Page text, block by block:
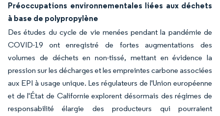
Préoccupations environnementales liées aux déchets
à base de polypropylène
Des études du cycle de vie menées pendant la pandémie de
COVID-19 ont enregistré de fortes augmentations des
volumes de déchets en non-tissé, mettant en évidence la
pression sur les décharges et les empreintes carbone associées
aux EPI à usage unique. Les régulateurs de l'Union européenne
et de l'État de Californie explorent désormais des régimes de
responsabilité élargie des producteurs qui pourraient